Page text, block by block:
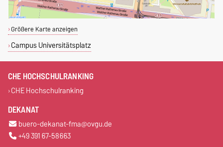
Größere Karte anzeigen
Campus Universitätsplatz
CHE HOCHSCHULRANKING
CHE Hochschulranking
DEKANAT
buero-dekanat-fma@ovgu.de
+49 391 67-58663